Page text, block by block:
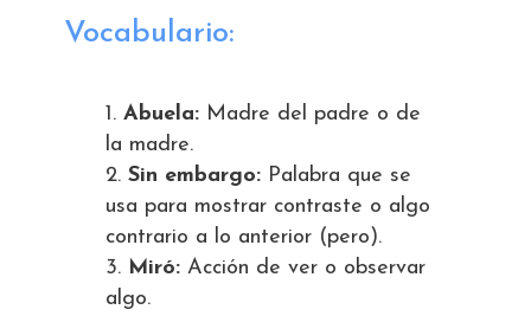
Vocabulario:
Abuela:Madre del padre o de
la madre.
Sin embargo:Palabra que se
usa para mostrar contraste o algo
contrario a lo anterior (pero).
Miró:Acción de ver o observar
algo.